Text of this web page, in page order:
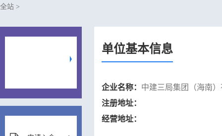
全站 >
单位基本信息
企业名称： 中建三局集团（海南
注册地址：
经营地址：